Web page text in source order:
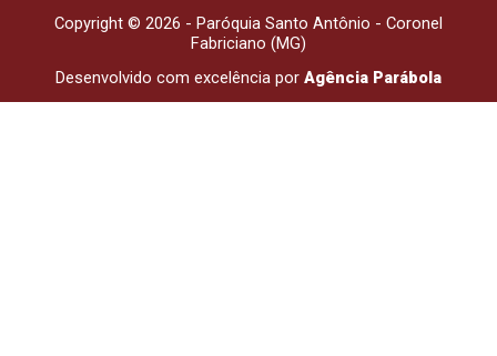
Copyright © 2026 - Paróquia Santo Antônio - Coronel
Fabriciano (MG)
Desenvolvido com excelência por Agência Parábola